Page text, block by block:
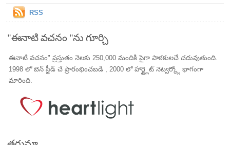
RSS
"ఈనాటి వచనం "ను గూర్చి
ఈనాటి వచనం" ప్రస్తుతం నెలకు 250,000 మందికి పైగా పాఠకులచే చదువుతుంది.
1998 లో బెన్ స్టీడ్ చే ప్రారంభించబడి , 2000 లో హార్ట్లైట్ నెట్వర్క్లో భాగంగా
మారింది.